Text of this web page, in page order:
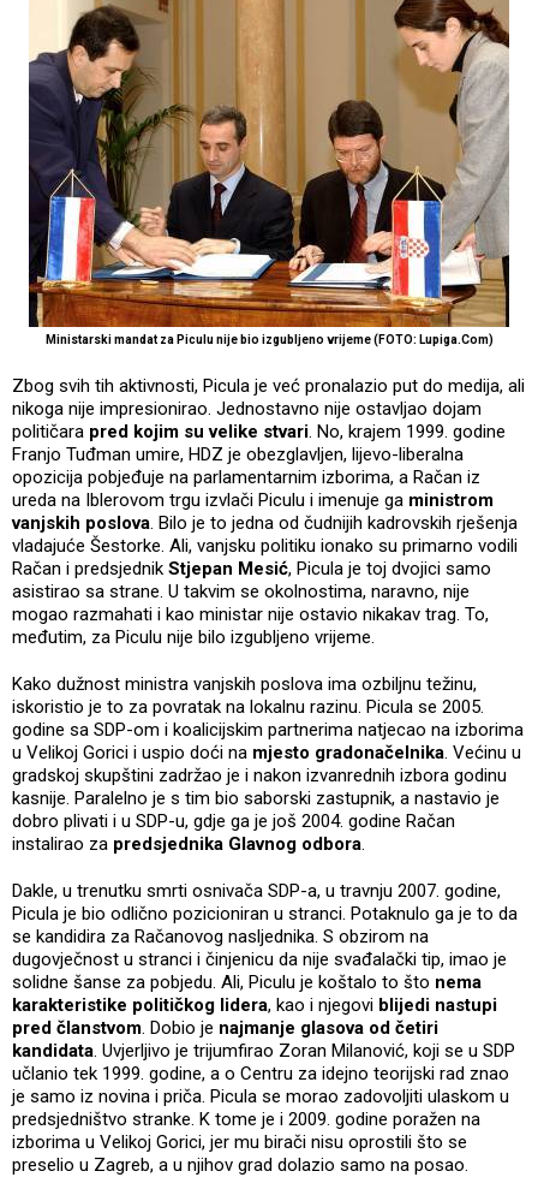
Ministarski mandat za Piculu nije bio izgubljeno vrijeme (FOTO: Lupiga.Com)
Zbog svih tih aktivnosti, Picula je već pronalazio put do medija, ali
nikoga nije impresionirao. Jednostavno nije ostavljao dojam
političara pred kojim su velike stvari. No, krajem 1999. godine
Franjo Tuđman umire, HDZ je obezglavljen, lijevo-liberalna
opozicija pobjeđuje na parlamentarnim izborima, a Račan iz
ureda na Iblerovom trgu izvlači Piculu i imenuje ga ministrom
vanjskih poslova. Bilo je to jedna od čudnijih kadrovskih rješenja
vladajuće Šestorke. Ali, vanjsku politiku ionako su primarno vodili
Račan i predsjednik Stjepan Mesić, Picula je toj dvojici samo
asistirao sa strane. U takvim se okolnostima, naravno, nije
mogao razmahati i kao ministar nije ostavio nikakav trag. To,
međutim, za Piculu nije bilo izgubljeno vrijeme.
Kako dužnost ministra vanjskih poslova ima ozbiljnu težinu,
iskoristio je to za povratak na lokalnu razinu. Picula se 2005.
godine sa SDP-om i koalicijskim partnerima natjecao na izborima
u Velikoj Gorici i uspio doći na mjesto gradonačelnika. Većinu u
gradskoj skupštini zadržao je i nakon izvanrednih izbora godinu
kasnije. Paralelno je s tim bio saborski zastupnik, a nastavio je
dobro plivati i u SDP-u, gdje ga je još 2004. godine Račan
instalirao za predsjednika Glavnog odbora.
Dakle, u trenutku smrti osnivača SDP-a, u travnju 2007. godine,
Picula je bio odlično pozicioniran u stranci. Potaknulo ga je to da
se kandidira za Račanovog nasljednika. S obzirom na
dugovječnost u stranci i činjenicu da nije svađalački tip, imao je
solidne šanse za pobjedu. Ali, Piculu je koštalo to što nema
karakteristike političkog lidera, kao i njegovi blijedi nastupi
pred članstvom. Dobio je najmanje glasova od četiri
kandidata. Uvjerljivo je trijumfirao Zoran Milanović, koji se u SDP
učlanio tek 1999. godine, a o Centru za idejno teorijski rad znao
je samo iz novina i priča. Picula se morao zadovoljiti ulaskom u
predsjedništvo stranke. K tome je i 2009. godine poražen na
izborima u Velikoj Gorici, jer mu birači nisu oprostili što se
preselio u Zagreb, a u njihov grad dolazio samo na posao.